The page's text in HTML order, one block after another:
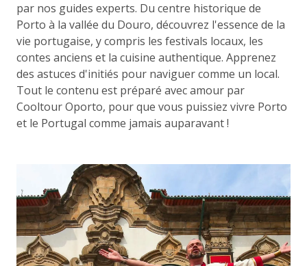
par nos guides experts. Du centre historique de
Porto à la vallée du Douro, découvrez l'essence de la
vie portugaise, y compris les festivals locaux, les
contes anciens et la cuisine authentique. Apprenez
des astuces d'initiés pour naviguer comme un local.
Tout le contenu est préparé avec amour par
Cooltour Oporto, pour que vous puissiez vivre Porto
et le Portugal comme jamais auparavant !